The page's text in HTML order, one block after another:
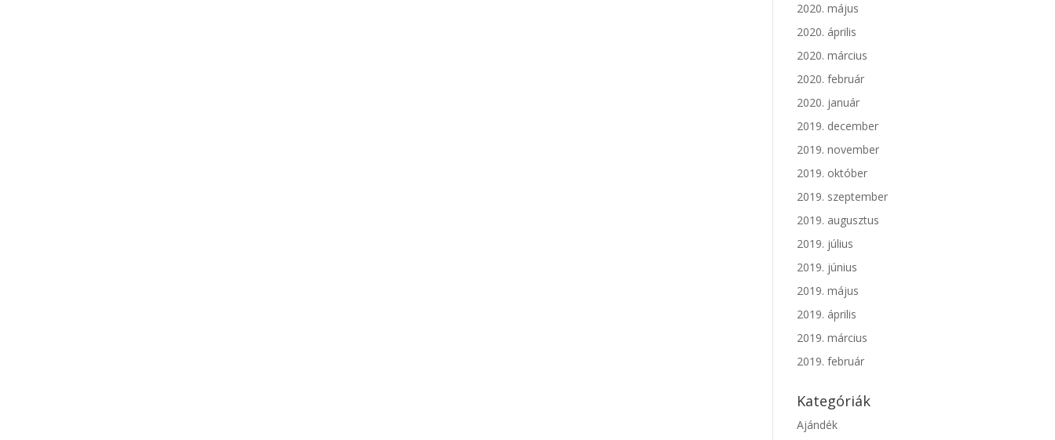
2020. május
2020. április
2020. március
2020. február
2020. január
2019. december
2019. november
2019. október
2019. szeptember
2019. augusztus
2019. július
2019. június
2019. május
2019. április
2019. március
2019. február
Kategóriák
Ajándék